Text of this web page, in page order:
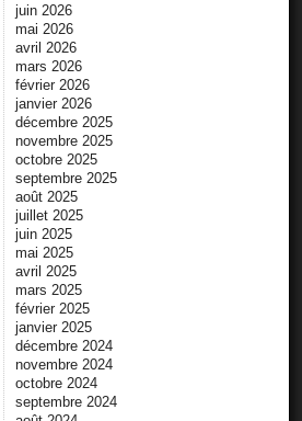
juin 2026
mai 2026
avril 2026
mars 2026
février 2026
janvier 2026
décembre 2025
novembre 2025
octobre 2025
septembre 2025
août 2025
juillet 2025
juin 2025
mai 2025
avril 2025
mars 2025
février 2025
janvier 2025
décembre 2024
novembre 2024
octobre 2024
septembre 2024